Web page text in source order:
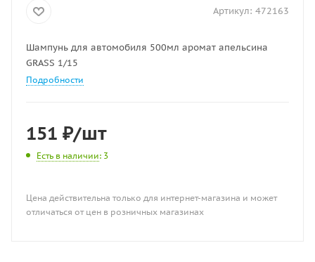
Артикул: 472163
Шампунь для автомобиля 500мл аромат апельсина
GRASS 1/15
Подробности
151 ₽/шт
Есть в наличии: 3
Цена действительна только для интернет-магазина и может
отличаться от цен в розничных магазинах